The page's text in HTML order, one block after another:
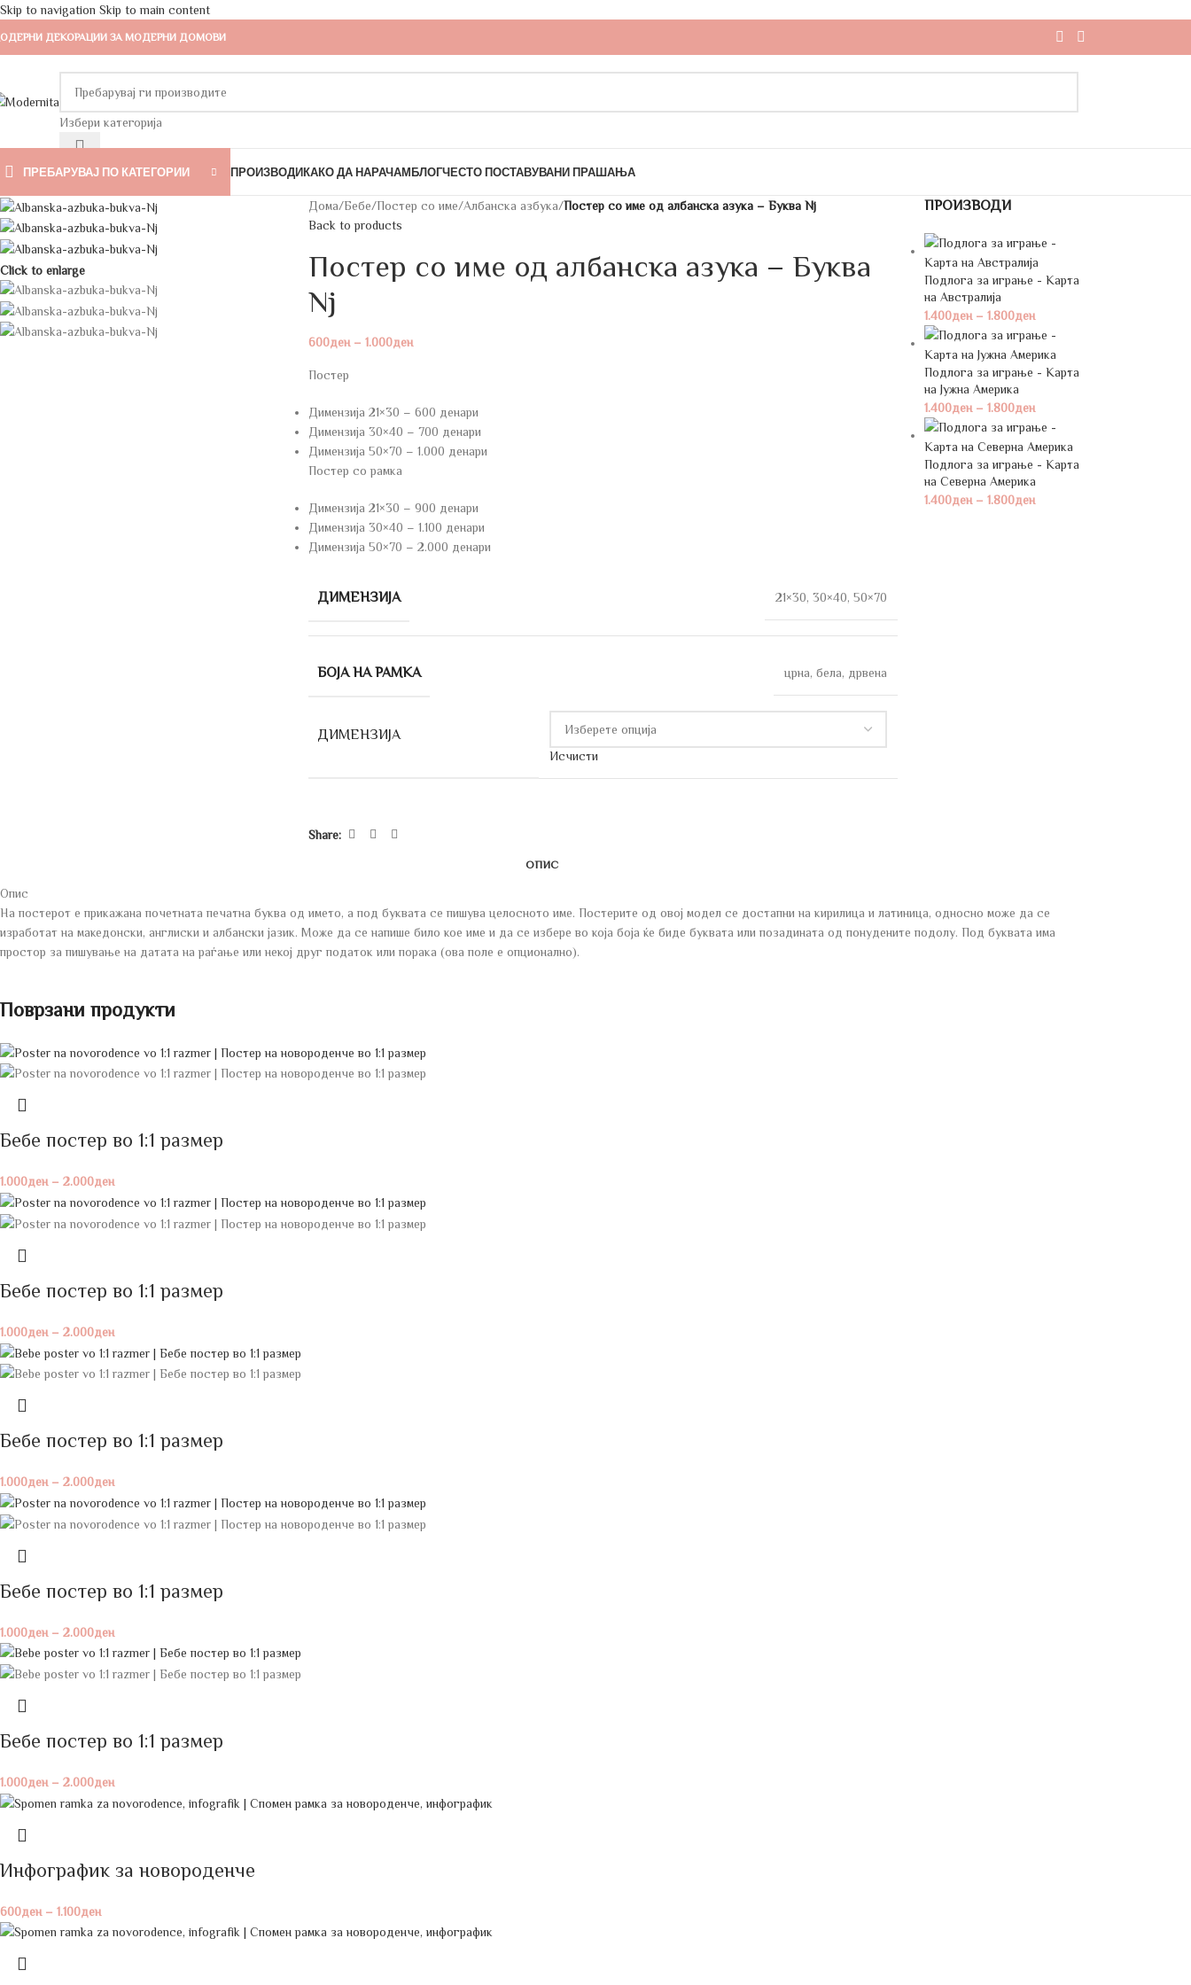
Skip to navigation Skip to main content
ДЕКОРАЦИИ ЗА МОДЕРНИ ДОМОВИ
Избери категорија
ПРЕБАРУВАЈ ПО КАТЕГОРИИ ПРОИЗВОДИКАКО ДА НАРАЧАМБЛОГЧЕСТО ПОСТАВУВАНИ ПРАШАЊА
Click to enlarge
Дома/Бебе/Постер со име/Албанска азбука/Постер со име од албанска азука – Буква Nj
Back to products
Постер со име од албанска азука – Буква
Nj
600ден– 1.000ден
Постер
Димензија 21×30 – 600 денари
Димензија 30×40 – 700 денари
Димензија 50×70 – 1.000 денари
Постер со рамка
Димензија 21×30 – 900 денари
Димензија 30×40 – 1.100 денари
Димензија 50×70 – 2.000 денари
ДИМЕНЗИЈА 21×30, 30×40, 50×70
БОЈА НА РАМКА црна, бела, дрвена
ДИМЕНЗИЈА
Исчисти
Share:
ПРОИЗВОДИ
Подлога за играње - Карта
на Австралија
1.400ден –1.800ден
Подлога за играње - Карта
на Јужна Америка
1.400ден –1.800ден
Подлога за играње - Карта
на Северна Америка
1.400ден –1.800ден
ОПИС
Опис
На постерот е прикажана почетната печатна буква од името, а под буквата се пишува целосното име. Постерите од овој модел се достапни на кирилица и латиница, односно може да се
изработат на македонски, англиски и албански јазик. Може да се напише било кое име и да се избере во која боја ќе биде буквата или позадината од понудените подолу. Под буквата има
простор за пишување на датата на раѓање или некој друг податок или порака (ова поле е опционално).
Поврзани продукти
Бебе постeр во 1:1 размер
1.000ден– 2.000ден
Бебе постeр во 1:1 размер
1.000ден – 2.000ден
Бебе постeр во 1:1 размер
1.000ден– 2.000ден
Бебе постeр во 1:1 размер
1.000ден – 2.000ден
Бебе постeр во 1:1 размер
1.000ден – 2.000ден
Инфографик за новороденче
600ден – 1.100ден